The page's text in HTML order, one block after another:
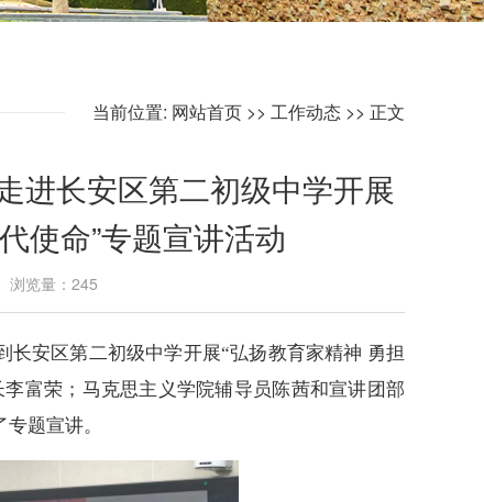
当前位置: 网站首页 >> 工作动态 >> 正文
进长安区第二初级中学开展
使命”专题宣讲活动
览量： 245
长安区第二初级中学开展“弘扬教育家精神 勇担
李富荣 ；马克思主义学院辅导员 陈茜和宣讲团部
题宣讲。